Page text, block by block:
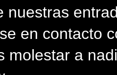
nuestras
en contacto
molestar a